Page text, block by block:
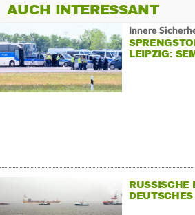
AUCH INTERESSANT
Innere
LEIPZIG:
RUSSISCHE